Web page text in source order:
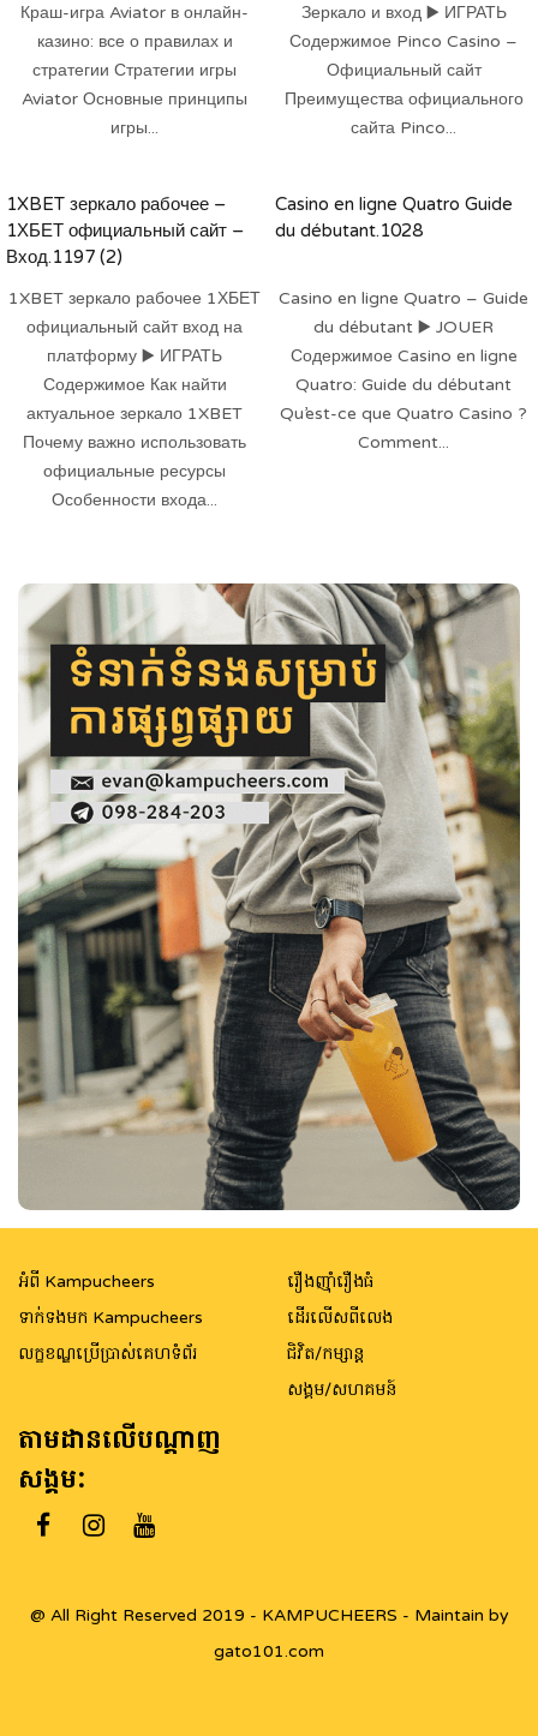
Краш-игра Aviator в онлайн-
казино: все о правилах и
стратегии Стратегии игры
Aviator Основные принципы
игры...
Зеркало и вход ▶️ ИГРАТЬ
Содержимое Pinco Casino –
Официальный сайт
Преимущества официального
сайта Pinco...
1XBET зеркало рабочее –
1ХБЕТ официальный сайт –
Вход.1197 (2)
1XBET зеркало рабочее 1ХБЕТ
официальный сайт вход на
платформу ▶️ ИГРАТЬ
Содержимое Как найти
актуальное зеркало 1XBET
Почему важно использовать
официальные ресурсы
Особенности входа...
Casino en ligne Quatro Guide
du débutant.1028
Casino en ligne Quatro – Guide
du débutant ▶️ JOUER
Содержимое Casino en ligne
Quatro: Guide du débutant
Qu’est-ce que Quatro Casino ?
Comment...
អំពី Kampucheers
ទាក់ទងមក Kampucheers
លក្ខខណ្ឌប្រើប្រាស់គេហទំព័រ
រឿងញ៉ាំរឿងធំ
ដើរលើសពីលេង
ជិវិត/កម្សាន្ត
សង្គម/សហគមន៍
តាមដានលើបណ្តាញ
សង្គម:
@ All Right Reserved 2019 - KAMPUCHEERS - Maintain by
gato101.com